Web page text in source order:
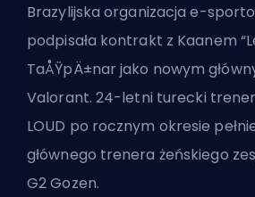
Brazylijska organizacja e-
podpisała kontrakt z Kaanem
TaÅŸpÄ±nar jako nowym
Valorant. 24-letni turecki trener
LOUD po rocznym okresie
głównego trenera żeńskiego
G2 Gozen.